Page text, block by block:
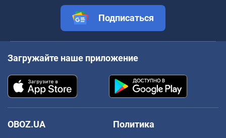
Подписаться
Загружайте наше приложение
OBOZ.UA
Политика